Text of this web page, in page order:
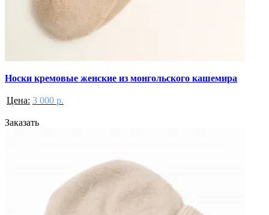
Носки кремовые женские из монгольского кашемира
Цена: 3 000 р.
Заказать